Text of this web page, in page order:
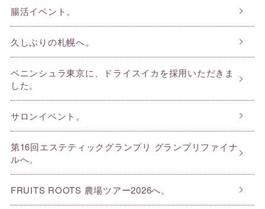
腸活イベント。
久しぶりの札幌へ。
ペニンシュラ東京に、ドライスイカを採用いただきま
した。
サロンイベント。
第16回エステティックグランプリ グランプリファイナ
ルへ。
FRUITS ROOTS 農場ツアー2026へ。